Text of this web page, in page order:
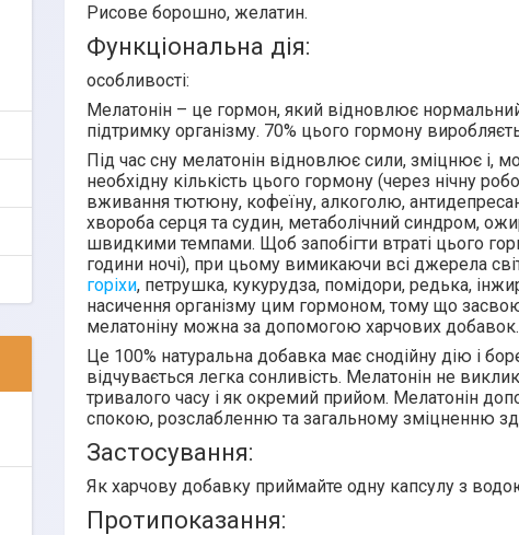
Рисове борошно, желатин.
Функціональна дія:
особливості:
Мелатонін – це гормон, який відновлює
підтримку організму. 70% цього гормону
Під час сну мелатонін відновлює сили, зміцнює
необхідну кількість цього гормону (через нічну
вживання тютюну, кофеїну, алкоголю,
хвороба серця та судин, метаболічний синдром,
швидкими темпами. Щоб запобігти втраті цього
години ночі), при цьому вимикаючи всі джерела
горіхи, петрушка, кукурудза, помідори, редька,
насичення організму цим гормоном, тому що
мелатоніну можна за допомогою харчових добавок.
Це 100% натуральна добавка має снодійну дію і
відчувається легка сонливість. Мелатонін не
тривалого часу і як окремий прийом. Мелатонін
спокою, розслабленню та загальному зміцненню
Застосування:
Як харчову добавку приймайте одну капсулу з
Протипоказання: